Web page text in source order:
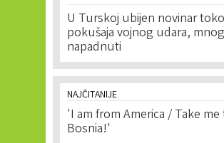
U Turskoj ubijen novinar
pokušaja vojnog udara,
napadnuti
NAJČITANIJE
'I am from America / Take me
Bosnia!'